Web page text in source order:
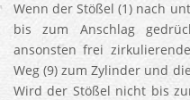
Wenn der Stößel (1) nach
bis zum Anschlag
ansonsten frei
Weg (9) zum Zylinder und
Wird der Stößel nicht bis